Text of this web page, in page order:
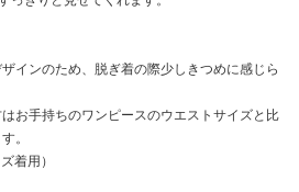
インのため、脱ぎ着の際少しきつめに感じら
お手持ちのワンピースのウエストサイズと比
。
着用）